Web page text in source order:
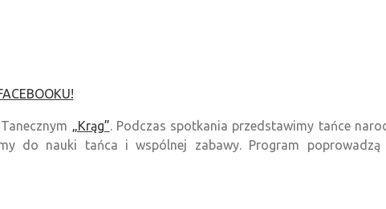
„Krąg”. Podczas spotkania przedstawimy tańce
do nauki tańca i wspólnej zabawy. Program poprowadzą